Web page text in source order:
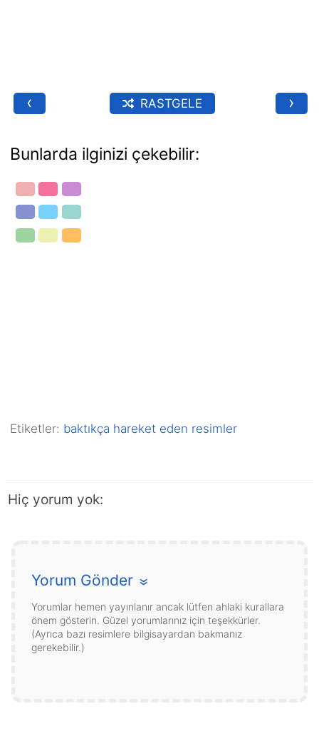
‹ ›
RASTGELE
Bunlarda ilginizi çekebilir:
Etiketler: baktıkça hareket eden resimler
Hiç yorum yok:
Yorum Gönder »
Yorumlar hemen yayınlanır ancak lütfen ahlaki kurallara
önem gösterin. Güzel yorumlarınız için teşekkürler.
(Ayrıca bazı resimlere bilgisayardan bakmanız
gerekebilir.)